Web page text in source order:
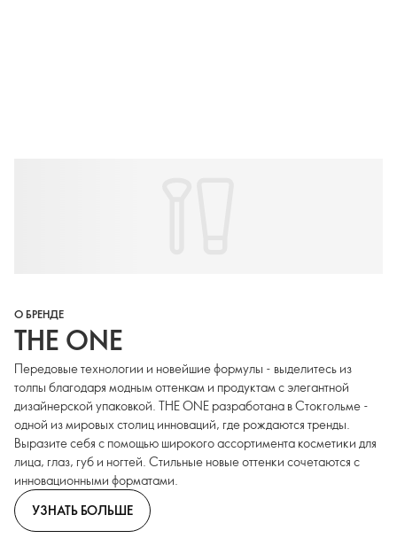
О БРЕНДЕ
THE ONE
Передовые технологии и новейшие формулы - выделитесь из
толпы благодаря модным оттенкам и продуктам с элегантной
дизайнерской упаковкой. THE ONE разработана в Стокгольме -
одной из мировых столиц инноваций, где рождаются тренды.
Выразите себя с помощью широкого ассортимента косметики для
лица, глаз, губ и ногтей. Стильные новые оттенки сочетаются с
инновационными форматами.
УЗНАТЬ БОЛЬШЕ